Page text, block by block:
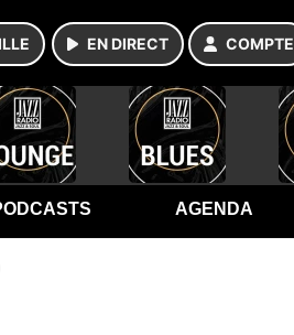
EN DIRECT COMPTE
AGENDA